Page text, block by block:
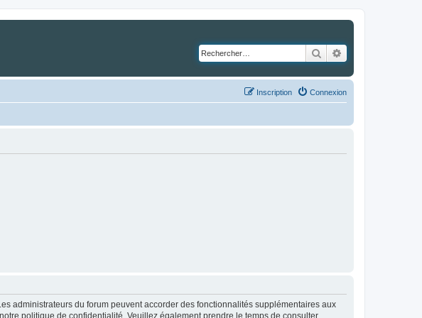
Rechercher
Connexion
Inscription
administrateurs du forum peuvent accorder des fonctionnalités supplémentaires aux
politique de confidentialité. Veuillez également prendre le temps de consulter